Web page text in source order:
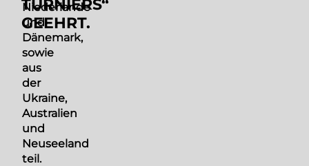
TURNIERS“
GEEHRT.
Niederlande
und
Dänemark,
sowie
aus
der
Ukraine,
Australien
und
Neuseeland
teil.